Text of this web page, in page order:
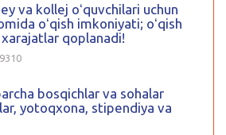
va kollej oʻquvchilari uchun
oʻqish imkoniyati; oʻqish
qoplanadi!
bosqichlar va sohalar
yotoqxona, stipendiya va